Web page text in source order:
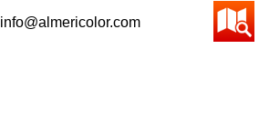
info@almericolor.com